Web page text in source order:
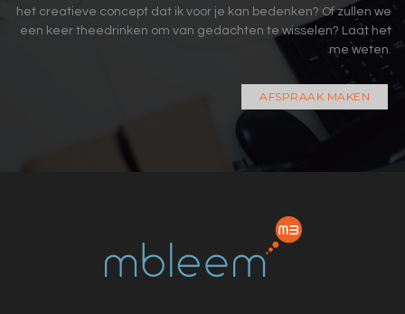
het creatieve concept dat ik voor je kan bedenken? Of zullen we
een keer theedrinken om van gedachten te wisselen? Laat het
me weten.
AFSPRAAK MAKEN